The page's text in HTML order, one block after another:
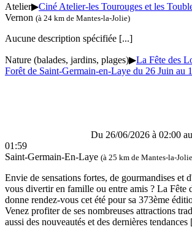
Atelier▶Ciné Atelier-les Tourouges et les
Vernon (à 24 km de Mantes-la-Jolie)
Aucune description spécifiée [...]
Nature (balades, jardins, plages)▶La Fête des
Forêt de Saint-Germain-en-Laye du 26 Juin au
Du 26/06/2026 à 02:00 au
01:59
Saint-Germain-En-Laye (à 25 km de Mantes-la-
Envie de sensations fortes, de gourmandises et
vous divertir en famille ou entre amis ? La Fête
donne rendez-vous cet été pour sa 373ème
Venez profiter de ses nombreuses attractions
aussi des nouveautés et des dernières tendances